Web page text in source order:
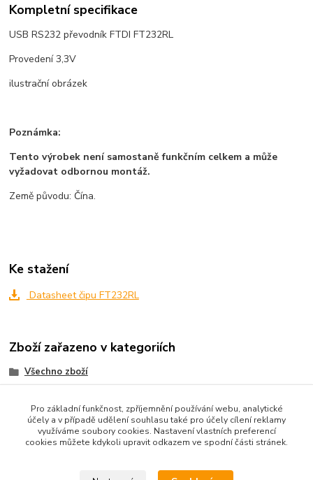
Kompletní specifikace
USB RS232 převodník FTDI FT232RL
Provedení 3,3V
ilustrační obrázek
Poznámka:
Tento výrobek není samostaně funkčním celkem a může
vyžadovat odbornou montáž.
Země původu: Čína.
Ke stažení
Datasheet čipu FT232RL
Zboží zařazeno v kategoriích
Všechno zboží
Senzory a moduly
Ostatní
Pro základní funkčnost, zpříjemnění používání webu, analytické
účely a v případě udělení souhlasu také pro účely cílení reklamy
využíváme soubory cookies. Nastavení vlastních preferencí
cookies můžete kdykoli upravit odkazem ve spodní části stránek.